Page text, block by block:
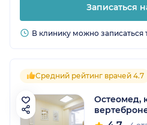
Записаться
В клинику можно записаться
Средний рейтинг врачей 4.7
Остеомед,